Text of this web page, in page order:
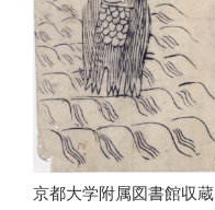
京都大学附属図書館収蔵